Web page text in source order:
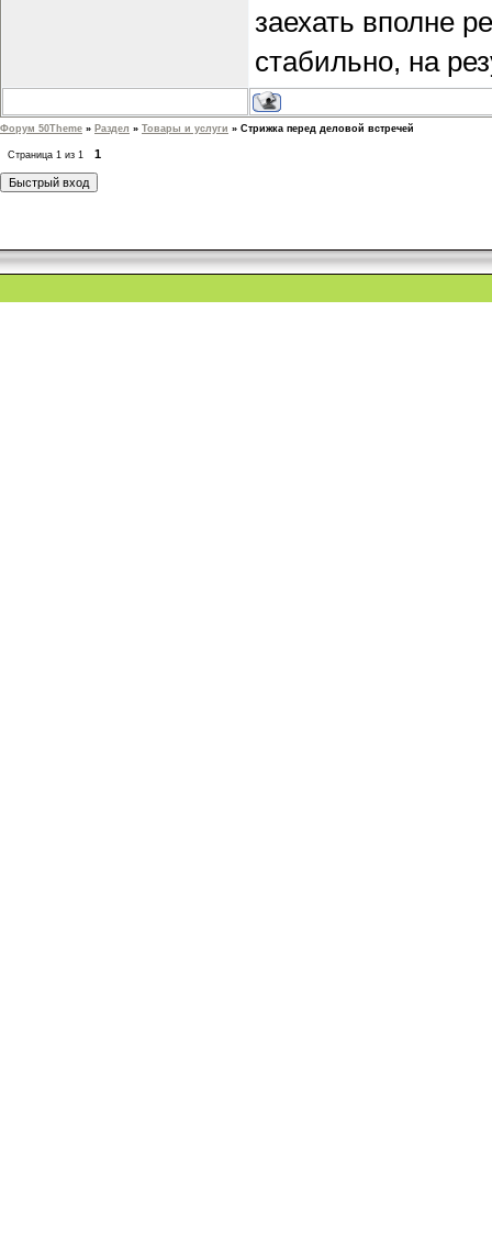
заехать вполне
стабильно, на
Форум 50Theme » Раздел » Товары и услуги » Стрижка перед деловой встречей
Страница 1 из 1 1